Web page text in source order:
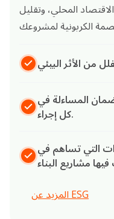
الاقتصاد المحلي، وتقليل
المساءلة في
كل إجراء.
التي تساهم في
المزيد عن ESG